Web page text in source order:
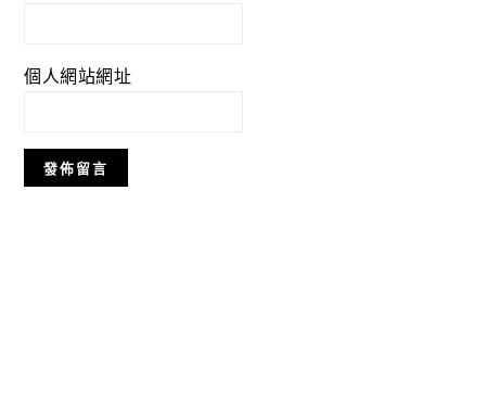
個人網站網址